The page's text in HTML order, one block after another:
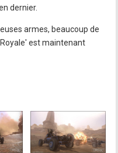
dernier.
armes, beaucoup de
est maintenant